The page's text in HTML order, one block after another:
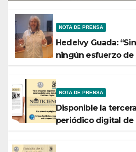
NOTA DE PRENSA
Hedelvy Guada:
ningún esfuerzo de
NOTA DE PRENSA
Disponible la
periódico digital de